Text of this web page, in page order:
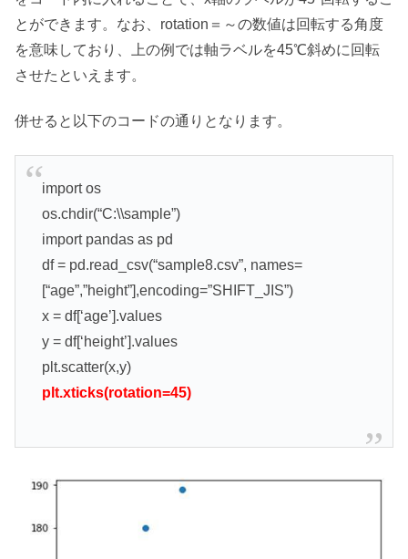
とができます。なお、rotation＝～の数値は回転する角度
を意味しており、上の例では軸ラベルを45℃斜めに回転
させたといえます。
併せると以下のコードの通りとなります。
import os
os.chdir(“C:\\sample”)
import pandas as pd
df = pd.read_csv(“sample8.csv”, names=
[“age”,”height”],encoding=”SHIFT_JIS”)
x = df[‘age’].values
y = df[‘height’].values
plt.scatter(x,y)
plt.xticks(rotation=45)